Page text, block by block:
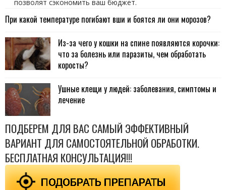
позволят сэкономить ваш бюджет.
При какой температуре погибают вши и боятся ли они морозов?
Из-за чего у кошки на спине появляются корочки:
что за болезнь или паразиты, чем обработать
коросты?
Ушные клещи у людей: заболевания, симптомы и
лечение
ПОДБЕРЕМ ДЛЯ ВАС САМЫЙ ЭФФЕКТИВНЫЙ
ВАРИАНТ ДЛЯ САМОСТОЯТЕЛЬНОЙ ОБРАБОТКИ.
БЕСПЛАТНАЯ КОНСУЛЬТАЦИЯ!!!